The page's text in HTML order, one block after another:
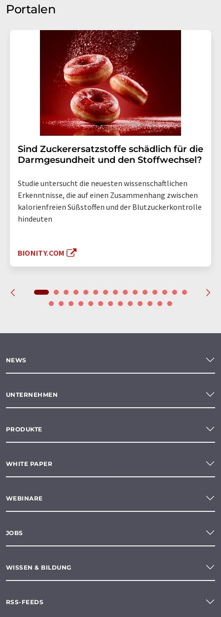
Portalen
Sind Zuckerersatzstoffe schädlich für die
Darmgesundheit und den Stoffwechsel?
Studie untersucht die neuesten wissenschaftlichen
Erkenntnisse, die auf einen Zusammenhang zwischen
kalorienfreien Süßstoffen und der Blutzuckerkontrolle
hindeuten
BIONITY.COM
NEWS
UNTERNEHMEN
PRODUKTE
WHITE PAPER
WEBINARE
JOBS
WISSEN & BILDUNG
RSS-FEEDS